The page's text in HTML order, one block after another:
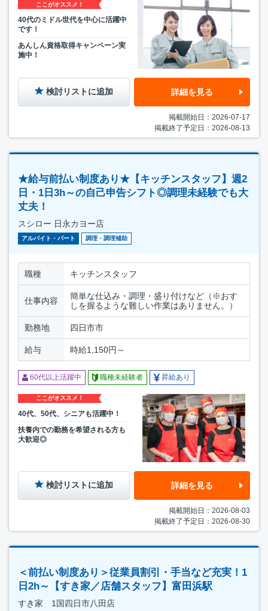
ここがオススメ！
40代のミドル世代を中心に活躍中
です！
あんしん資格取得キャンペーン実
施中！
検討リストに追加 詳細を見る
掲載開始日：2026-07-17
掲載終了予定日：2026-08-13
★給与前払い制度あり★【キッチンスタッフ】週2
日・1日3h～の自己申告シフト◎調理未経験でも大
丈夫！
スシロー 日永カヨー店
アルバイト・パート 調理・調理補助
職種 キッチンスタッフ
仕事内容
簡単な仕込み・調理・盛り付けなど（※おす
しを握るような難しい作業はありません。）
勤務地 四日市市
給与 時給1,150円～
60代以上活躍中 職種未経験者 昇給あり
ここがオススメ！
40代、50代、シニアも活躍中！
扶養内での勤務を希望される方も
大歓迎◎
検討リストに追加 詳細を見る
掲載開始日：2026-08-03
掲載終了予定日：2026-08-30
＜前払い制度あり＞従業員割引・手当など充実！1
日2h～【すき家／店舗スタッフ】富田浜駅
すき家 1国四日市八田店